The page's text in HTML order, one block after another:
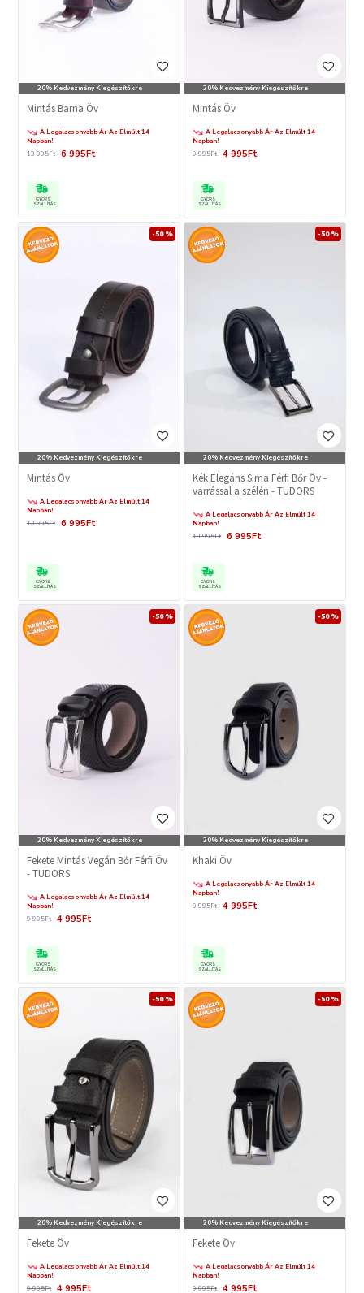
20% Kedvezmény Kiegészítőkre
Mintás Barna Öv
A Legalacsonyabb Ár Az Elmúlt 14
Napban!
6 995Ft
13 995Ft
GYORS
SZÁLLÍTÁS
20% Kedvezmény Kiegészítőkre
Mintás Öv
A Legalacsonyabb Ár Az Elmúlt 14
Napban!
4 995Ft
9 995Ft
GYORS
SZÁLLÍTÁS
20% Kedvezmény Kiegészítőkre
-50 %
Mintás Öv
A Legalacsonyabb Ár Az Elmúlt 14
Napban!
6 995Ft
13 995Ft
GYORS
SZÁLLÍTÁS
20% Kedvezmény Kiegészítőkre
-50 %
Kék Elegáns Sima Férfi Bőr Öv -
varrással a szélén - TUDORS
A Legalacsonyabb Ár Az Elmúlt 14
Napban!
6 995Ft
13 995Ft
GYORS
SZÁLLÍTÁS
20% Kedvezmény Kiegészítőkre
-50 %
Fekete Mintás Vegán Bőr Férfi Öv
- TUDORS
A Legalacsonyabb Ár Az Elmúlt 14
Napban!
4 995Ft
9 995Ft
GYORS
SZÁLLÍTÁS
20% Kedvezmény Kiegészítőkre
-50 %
Khaki Öv
A Legalacsonyabb Ár Az Elmúlt 14
Napban!
4 995Ft
9 995Ft
GYORS
SZÁLLÍTÁS
20% Kedvezmény Kiegészítőkre
-50 %
Fekete Öv
A Legalacsonyabb Ár Az Elmúlt 14
Napban!
4 995Ft
9 995Ft
20% Kedvezmény Kiegészítőkre
-50 %
Fekete Öv
A Legalacsonyabb Ár Az Elmúlt 14
Napban!
4 995Ft
9 995Ft